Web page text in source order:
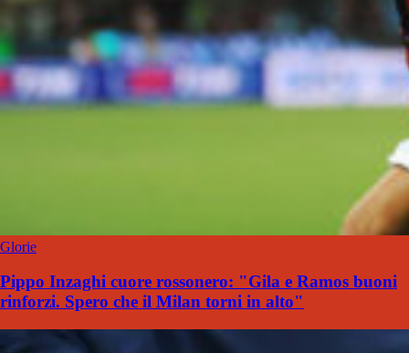
Glorie
Pippo Inzaghi cuore rossonero: "Gila e Ramos buoni
rinforzi. Spero che il Milan torni in alto"